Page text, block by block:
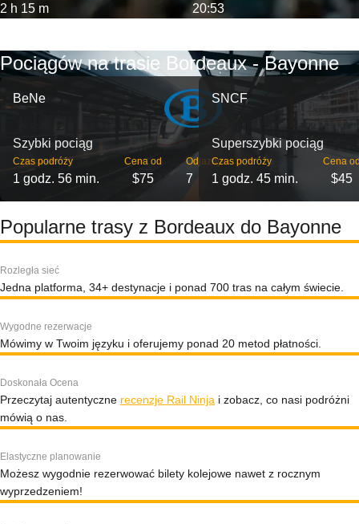
2 h 15 m 20:53
Pociągów na trasie Bordeaux - Bayonne
BeNe
Szybki pociąg
Czas podróży
1 godz. 56 min.
Cena od
$75
Odjazdy
7
SNCF
Superszybki pociąg
Czas podróży
1 godz. 45 min.
Cena
$45
Popularne trasy z Bordeaux do Bayonne
Rozległa sieć
Jedna platforma, 34+ destynacje i ponad 700 tras na całym świecie.
Wygodne rezerwacje
Mówimy w Twoim języku i oferujemy ponad 20 metod płatności.
Doskonała Ocena
Przeczytaj autentyczne recenzje Rail Ninja i zobacz, co nasi podróżni
mówią o nas.
Elastyczne planowanie
Możesz wygodnie rezerwować bilety kolejowe nawet z rocznym
wyprzedzeniem!